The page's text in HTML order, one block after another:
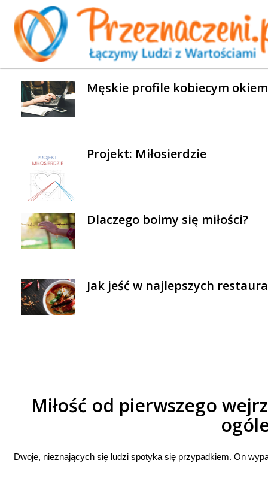
WYBRANE AKTUALNOŚCI
Męskie profile kobiecym okiem
Projekt: Miłosierdzie
Dlaczego boimy się miłości?
Jak jeść w najlepszych
Miłość od pierwszego
Dwoje, nieznających się ludzi spotyka się przypadkiem. On